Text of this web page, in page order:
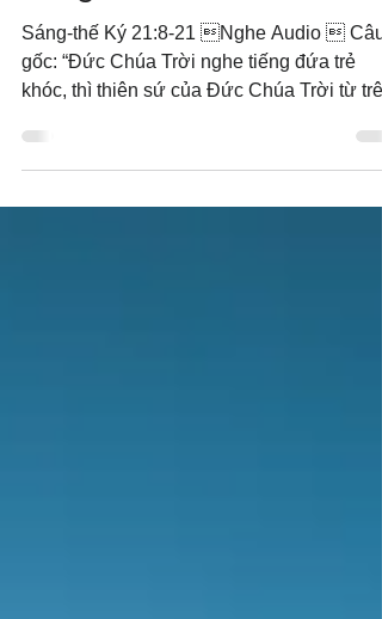
tiếng khóc
Sáng-thế Ký 21:8-21 Nghe Audio  Câu
gốc: “Đức Chúa Trời nghe tiếng đứa trẻ
khóc, thì thiên sứ của Đức Chúa Trời từ